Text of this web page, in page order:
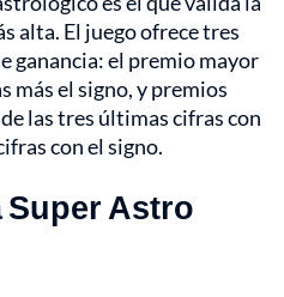
alta. El juego ofrece tres
ganancia: el premio mayor
más el signo, y premios
las tres últimas cifras con
con el signo.
Astro